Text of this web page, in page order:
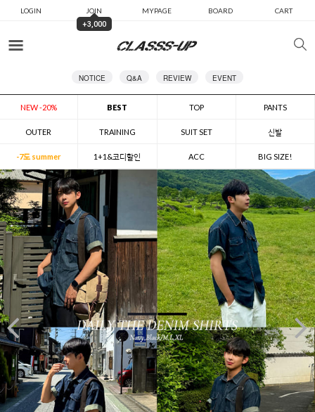
LOGIN JOIN MYPAGE BOARD CART
+3,000
NOTICE Q&A REVIEW EVENT
NEW -20% BEST TOP PANTS
OUTER TRAINING SUIT SET 신발
-7도 summer 1+1&코디할인 ACC BIG SIZE!
 